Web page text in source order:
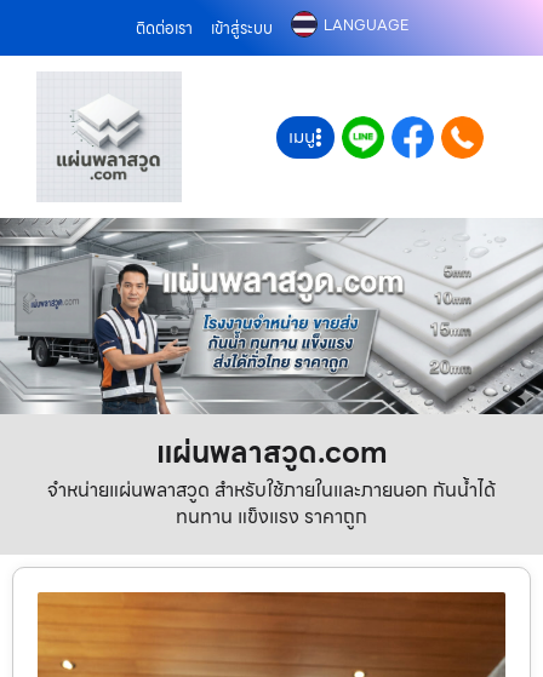
ติดต่อเรา เข้าสู่ระบบ LANGUAGE
เมนู
แผ่นพลาสวูด.com
จำหน่ายแผ่นพลาสวูด สำหรับใช้ภายในและภายนอก กันน้ำได้
ทนทาน แข็งแรง ราคาถูก